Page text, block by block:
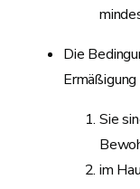
Die
Ermäßigung
Sie
im